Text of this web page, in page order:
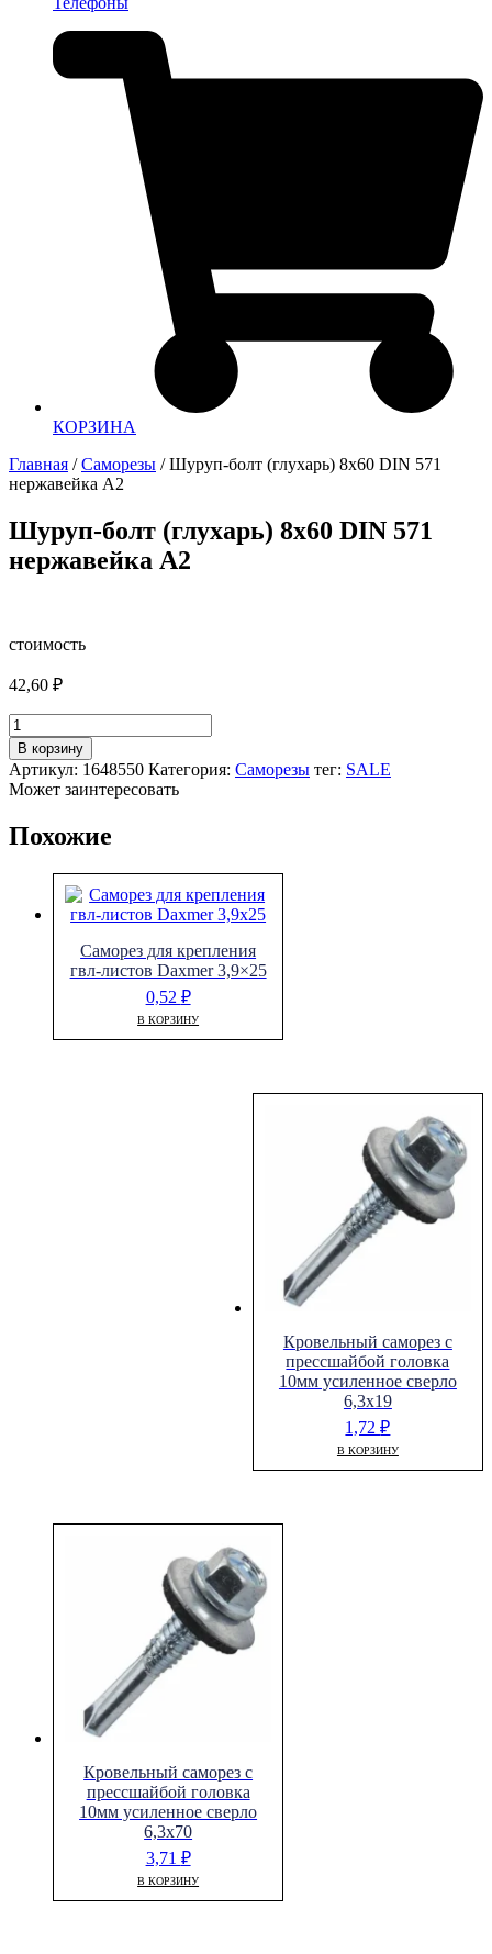
КОРЗИНА
Главная /Саморезы / Шуруп-болт (глухарь) 8х60 DIN 571
нержавейка А2
Шуруп-болт (глухарь) 8х60 DIN 571
нержавейка А2
стоимость
42,60 ₽
Количество
товара
Шуруп-
болт
(глухарь)
DIN
нержавейка
В корзину
Артикул: 1648550 Категория: Саморезы тег: SALE
Может заинтересовать
Похожие
Cаморез для крепления
гвл-листов Daxmer 3,9×25
0,52 ₽
В КОРЗИНУ
Кровельный саморез с
прессшайбой головка
10мм усиленное сверло
6,3х19
1,72₽
В КОРЗИНУ
Кровельный саморез с
прессшайбой головка
10мм усиленное сверло
6,3х70
3,71 ₽
В КОРЗИНУ